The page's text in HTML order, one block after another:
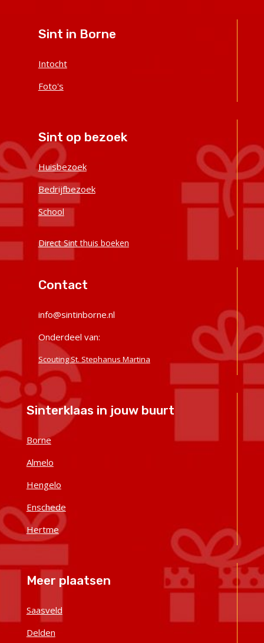
Sint in Borne
Intocht
Foto's
Sint op bezoek
Huisbezoek
Bedrijfbezoek
School
Direct Sint thuis boeken
Contact
‭info@sintinborne.nl
Onderdeel van:
Scouting St. Stephanus Martina
Sinterklaas in jouw buurt
Borne
Almelo
Hengelo
Enschede
Hertme
Meer plaatsen
Saasveld
Delden